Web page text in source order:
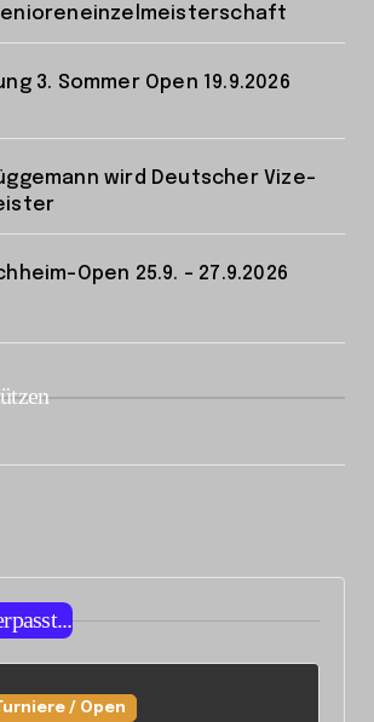
3. Sommer Open 19.9.2026
wird Deutscher Vize-
Open 25.9. – 27.9.2026
Turniere / Open